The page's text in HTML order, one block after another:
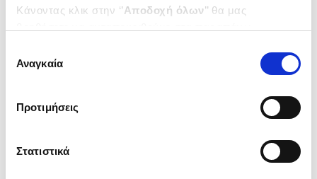
Κάνοντας κλικ στην ‘’Αποδοχή όλων’’ θα μας
ενδιαφέρουν και να επιλέξετε από τα παρακάτω με την
΄΄και να ενημερωθείτε σχετικά με
συγκατάθεσης
Αναγκαία
Προτιμήσεις
Στατιστικά